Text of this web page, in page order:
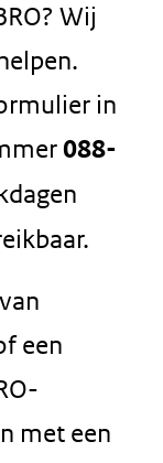
Wij
in
088-
een
met een